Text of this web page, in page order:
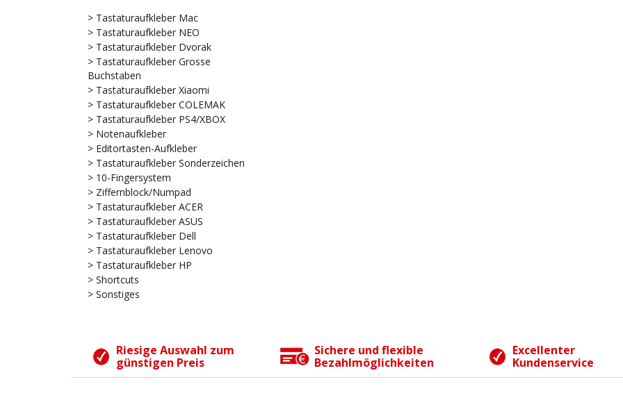
> Tastaturaufkleber Mac
> Tastaturaufkleber NEO
> Tastaturaufkleber Dvorak
> Tastaturaufkleber Grosse
Buchstaben
> Tastaturaufkleber Xiaomi
> Tastaturaufkleber COLEMAK
> Tastaturaufkleber PS4/XBOX
> Notenaufkleber
> Editortasten-Aufkleber
> Tastaturaufkleber Sonderzeichen
> 10-Fingersystem
> Ziffernblock/Numpad
> Tastaturaufkleber ACER
> Tastaturaufkleber ASUS
> Tastaturaufkleber Dell
> Tastaturaufkleber Lenovo
> Tastaturaufkleber HP
> Shortcuts
> Sonstiges
Riesige Auswahl zum
günstigen Preis
Sichere und flexible
Bezahlmöglichkeiten
Excellenter
Kundenservice